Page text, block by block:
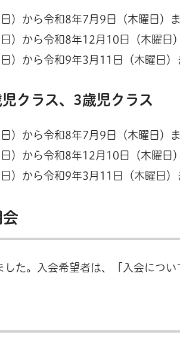
）から令和8年7月9日（木曜日）
）から令和8年12月10日（木曜日
）から令和9年3月11日（木曜日）
クラス、3歳児クラス
）から令和8年7月9日（木曜日）
）から令和8年12月10日（木曜日
）から令和9年3月11日（木曜日）
た。入会希望者は、「入会につい